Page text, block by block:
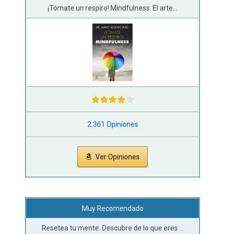
¡Tómate un respiro! Mindfulness: El arte...
2.361 Opiniones
Ver Opiniones
Muy Recomendado
Resetea tu mente. Descubre de lo que eres ...